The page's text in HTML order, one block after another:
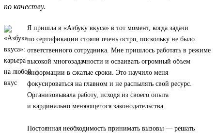
по качеству.
Я пришла в «Азбуку вкуса» в тот момент, когда задачи
по сертификации стояли очень остро, поскольку не было
ответственного сотрудника. Мне пришлось работать в режиме
высокой многозадачности и осваивать огромный объем
информации в сжатые сроки. Это научило меня
фокусироваться на главном и не распылять свой ресурс.
Организовывала работу, исходя из своего опыта
и кардинально меняющегося законодательства.
Постоянная необходимость принимать вызовы — решать